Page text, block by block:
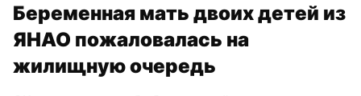
Беременная мать двоих детей из
ЯНАО пожаловалась на
жилищную очередь